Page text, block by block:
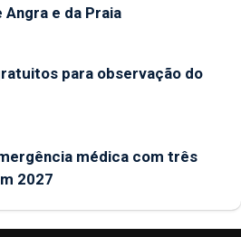
e da Praia
para observação do
médica com três
2027